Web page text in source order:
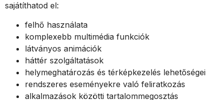
sajátíthatod el:
felhő használata
komplexebb multimédia funkciók
látványos animációk
háttér szolgáltatások
helymeghatározás és térképkezelés lehetőségei
rendszeres eseményekre való feliratkozás
alkalmazások közötti tartalommegosztás